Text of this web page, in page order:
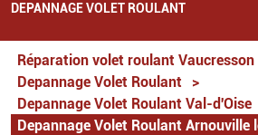
DEPANNAGE VOLET ROULANT
Réparation volet roulant Vaucresson
Depannage Volet Roulant
>
Depannage Volet Roulant Val-d'Oise
Depannage Volet Roulant Arnouville